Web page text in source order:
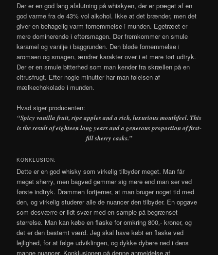
Der er en god lang afslutning på whiskyen, der er præget af en
god varme fra de 43% vol alkohol. Ikke at det brænder, men det
giver en behagelig varm fornemmelse i munden. Egetræet er
mere dominerende i eftersmagen. Der fremkommer en smule
karamel og vanilje i baggrunden. Den bløde fornemmelse i
aromaen og smagen, ændrer karakter over i et mere tørt udtryk.
Der er en smule bitterhed som man kender fra skrællen på en
citrusfrugt. Efter nogle minutter har man følelsen af
mælkechokolade i munden.
Hvad siger producenten:
“Spicy vanilla fruit, ripe apples and a rich, luxurious mouthfeel. This
is the result of eighteen long years and a generous proportion of first-
fill sherry casks.”
KONKLUSION:
Dette er en god whisky som virkelig tilbyder meget. Man får
meget sherry, men bagved gemmer sig mere end man ser ved
første indtryk. Drammen fortjerner, at man bruger noget tid med
den, og virkelig studerer alle de nuancer den tilbyder. En opgave
som desværre er lidt svær med en sample på begrænset
størrelse. Man kan købe en flaske for omkring 800,- kroner, og
det er den bestemt værd. Jeg skal have købt en flaske ved
lejlighed, for at følge udviklingen, og dykke dybere ned i dens
mange nuancer. Konklusionen på denne anmeldelse af